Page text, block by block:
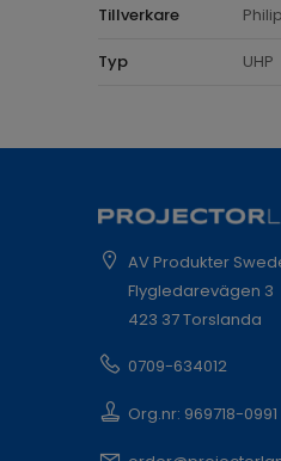
Tillverkare
Typ UHP
AV Produkter
Flygledarevägen 3
423 37 Torslanda
0709-634012
Org.nr: 969718-0991